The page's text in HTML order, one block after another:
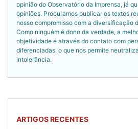
opinião do Observatório da Imprensa, já
opiniões. Procuramos publicar os textos
nosso compromisso com a diversificação
Como ninguém é dono da verdade, a
objetividade é através do contato com
diferenciadas, o que nos permite
intolerância.
ARTIGOS RECENTES